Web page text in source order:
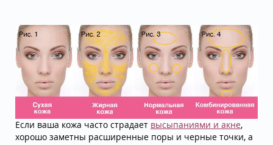
Если ваша кожа часто страдает высыпаниями и акне,
хорошо заметны расширенные поры и черные точки, а